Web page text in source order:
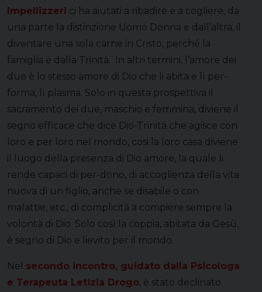
Impellizzeri ci ha aiutati a ribadire e a cogliere, da
una parte la distinzione Uomo Donna e dall’altra, il
diventare una sola carne in Cristo, perché la
famiglia è dalla Trinità. In altri termini, l’amore dei
due è lo stesso amore di Dio che li abita e lì per-
forma, lì plasma. Solo in questa prospettiva il
sacramento dei due, maschio e femmina, diviene il
segno efficace che dice Dio-Trinità che agisce con
loro e per loro nel mondo, cosi la loro casa diviene
il luogo della presenza di Dio amore, la quale li
rende capaci di per-dono, di accoglienza della vita
nuova di un figlio, anche se disabile o con
malattie, etc., di complicità a compiere sempre la
volontà di Dio. Solo così la coppia, abitata da Gesù,
è segno di Dio e lievito per il mondo.
Nel secondo incontro, guidato dalla Psicologa
e Terapeuta Letizia Drogo , è stato declinato